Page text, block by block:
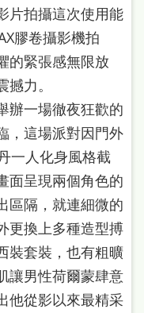
片拍攝這次使用能
膠卷攝影機拍
的緊張感無限放
力。
辦一場徹夜狂歡的
，這場派對因門外
一人化身風格截
面呈現兩個角色的
區隔，就連細微的
更換上多種造型搏
裝套裝，也有粗曠
讓男性荷爾蒙肆意
他從影以來最精采